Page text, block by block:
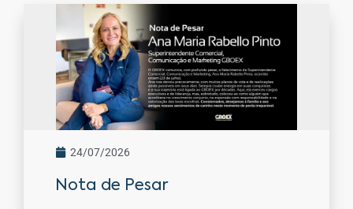
24/07/2026
Nota de Pesar